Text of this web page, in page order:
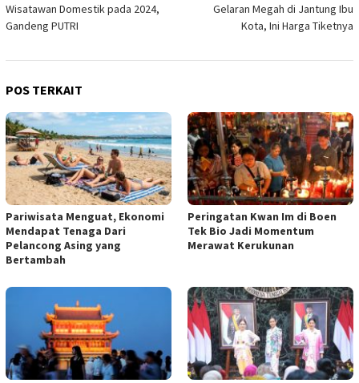
Wisatawan Domestik pada 2024,
Gandeng PUTRI
Gelaran Megah di Jantung Ibu
Kota, Ini Harga Tiketnya
POS TERKAIT
Pariwisata Menguat, Ekonomi
Mendapat Tenaga Dari
Pelancong Asing yang
Bertambah
Peringatan Kwan Im di Boen
Tek Bio Jadi Momentum
Merawat Kerukunan